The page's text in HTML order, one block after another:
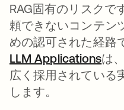
RAG固有のリスクで
頼できないコンテン
めの認可された経路
LLM Applications新
は
広く採用されている
します。